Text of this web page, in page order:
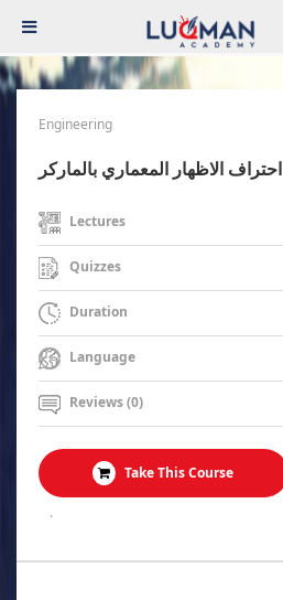
Engineering
احتراف الاظهار المعماري بالماركر
Lectures
Quizzes
Duration
Language
Reviews (0)
Take This Course
.